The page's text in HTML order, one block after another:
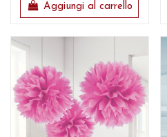
Aggiungi al carrello